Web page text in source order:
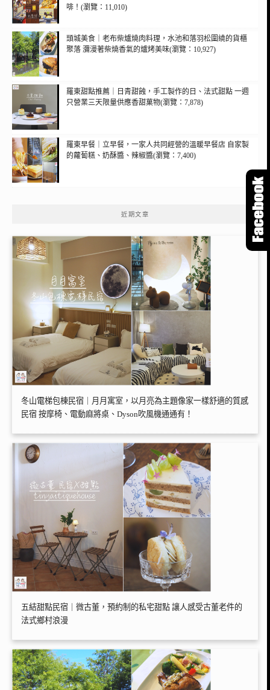
啡！(瀏覽：11,010)
頭城美食｜老布柴爐燒肉料理，水池和落羽松圍繞的貨櫃
聚落 瀰漫著柴燒香氣的爐烤美味(瀏覽：10,927)
羅東甜點推薦｜日青甜蝕，手工製作的日、法式甜點 一週
只營業三天限量供應香甜菓物(瀏覽：7,878)
羅東早餐｜立早餐，一家人共同經營的溫暖早餐店 自家製
的蘿蔔糕、奶酥醬、辣椒醬(瀏覽：7,400)
近期文章
冬山電梯包棟民宿｜月月寓室，以月亮為主題像家一樣舒適的質感
民宿 按摩椅、電動麻將桌、Dyson吹風機通通有！
五結甜點民宿｜微古董，預約制的私宅甜點 讓人感受古董老件的
法式鄉村浪漫